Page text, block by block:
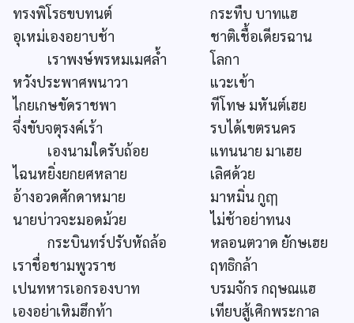
ทรงพิโรธขบทนต์
กระทืบ บาทแฮ
อุเหม่เองอยาบช้า
ชาติเชื้อเดียรฉาน
เราพงษ์พรหมเมศล้ำ
โลกา
หวังประพาศพนาวา
แวะเข้า
ไกยเกษขัดราชพา
ทีโทษ มหันต์เฮย
จึ่งขับจตุรงค์เร้า
รบได้เขตรนคร
เองนามใดรับถ้อย
แทนนาย มาเฮย
ไฉนหยิ่งยกยศหลาย
เลิศด้วย
อ้างอวดศักดาหมาย
มาหมิ่น กูฤๅ
นายบ่าวจะมอดม้วย
ไม่ช้าอย่าทนง
กระบินทร์ปรับหัถล้อ
หลอนตวาด ยักษเฮย
เราชื่อชามพูวราช
ฤทธิกล้า
เปนทหารเอกรองบาท
บรมจักร กฤษณแฮ
เองอย่าเหิมฮึกท้า
เทียบสู้เศิกพระกาล